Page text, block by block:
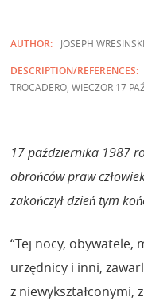
AUTHOR: JOSEPH WRESINSKI
DESCRIPTION/REFERENCES:
TROCADERO, WIECZOR 17
17 października 1987
obrońców praw
zakończył dzień tym
“Tej nocy,
urzędnicy i inni,
z niewykształconymi,